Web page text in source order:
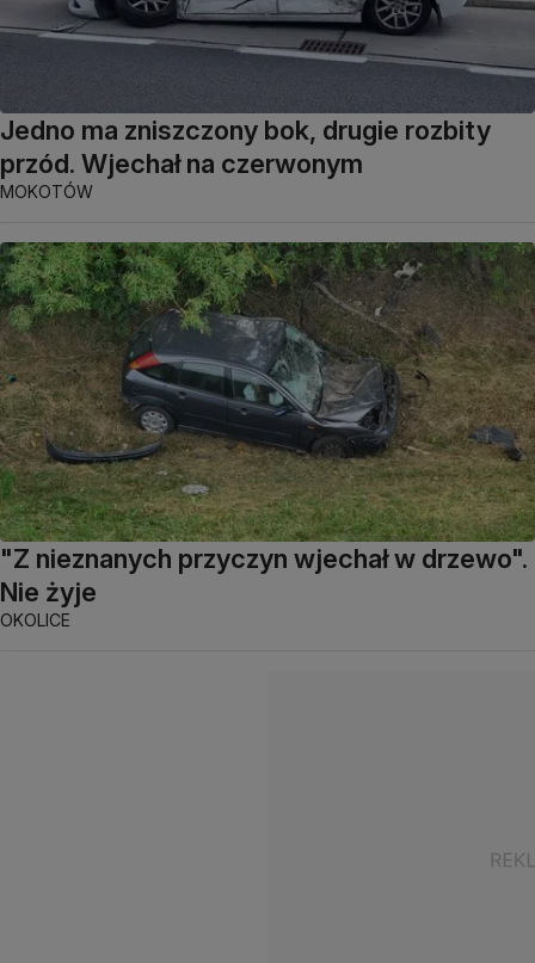
Jedno ma zniszczony bok, drugie rozbity
przód. Wjechał na czerwonym
MOKOTÓW
"Z nieznanych przyczyn wjechał w drzewo".
Nie żyje
OKOLICE